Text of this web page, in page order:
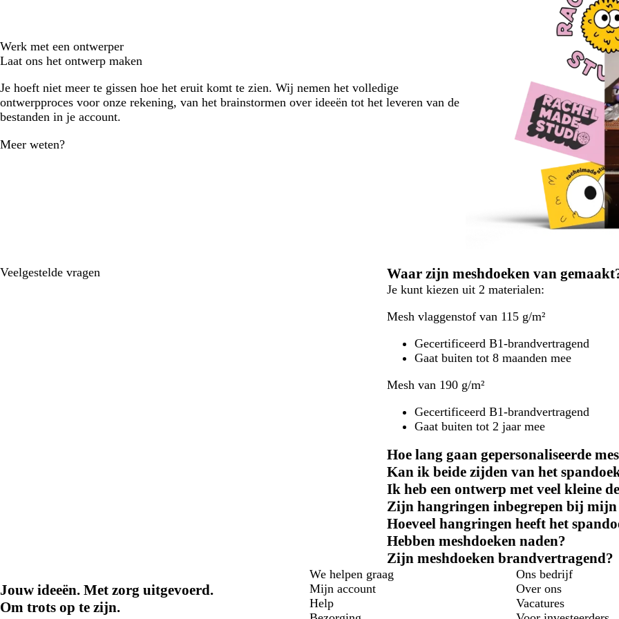
Werk met een ontwerper
Laat ons het ontwerp maken
Je hoeft niet meer te gissen hoe het eruit komt te zien. Wij nemen het volledige
ontwerpproces voor onze rekening, van het brainstormen over ideeën tot het leveren van de
bestanden in je account.
Meer weten?
Veelgestelde vragen Waar zijn meshdoeken van
Je kunt kiezen uit 2 materialen:
Mesh vlaggenstof van 115 g/m²
Gecertificeerd B1-brandvertragend
Gaat buiten tot 8 maanden mee
Mesh van 190 g/m²
Gecertificeerd B1-brandvertragend
Gaat buiten tot 2 jaar mee
Hoe lang gaan gepersonaliseerde
Kan ik beide zijden van het
Ik heb een ontwerp met veel kleine
Zijn hangringen inbegrepen bij mijn
Hoeveel hangringen heeft het
Hebben meshdoeken naden?
Zijn meshdoeken brandvertragend?
Jouw ideeën. Met zorg uitgevoerd.
Om trots op te zijn.
We helpen graag
Mijn account
Help
Ons bedrijf
Over ons
Vacatures